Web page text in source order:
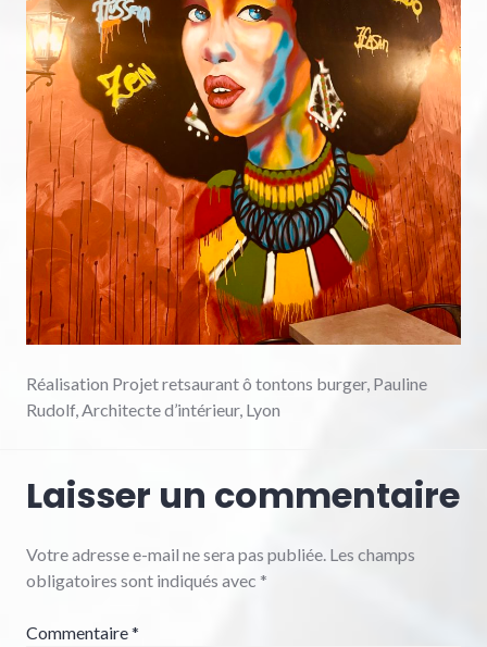
Réalisation Projet retsaurant ô tontons burger, Pauline
Rudolf, Architecte d’intérieur, Lyon
Laisser un commentaire
Votre adresse e-mail ne sera pas publiée. Les champs
obligatoires sont indiqués avec *
Commentaire*